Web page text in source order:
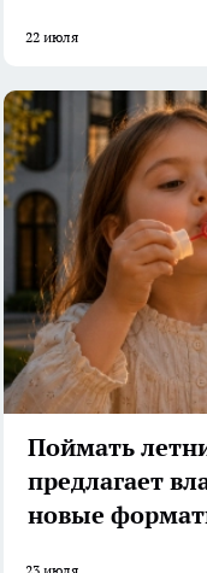
22 июля
Поймать
предлагает
новые